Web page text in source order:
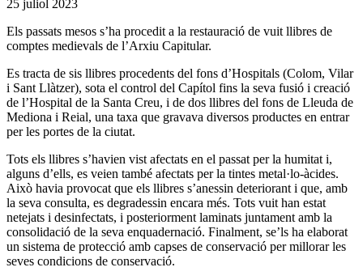
25 juliol 2023
Els passats mesos s’ha procedit a la restauració de vuit llibres de
comptes medievals de l’Arxiu Capitular.
Es tracta de sis llibres procedents del fons d’Hospitals (Colom, Vilar
i Sant Llàtzer), sota el control del Capítol fins la seva fusió i creació
de l’Hospital de la Santa Creu, i de dos llibres del fons de Lleuda de
Mediona i Reial, una taxa que gravava diversos productes en entrar
per les portes de la ciutat.
Tots els llibres s’havien vist afectats en el passat per la humitat i,
alguns d’ells, es veien també afectats per la tintes metal·lo-àcides.
Això havia provocat que els llibres s’anessin deteriorant i que, amb
la seva consulta, es degradessin encara més. Tots vuit han estat
netejats i desinfectats, i posteriorment laminats juntament amb la
consolidació de la seva enquadernació. Finalment, se’ls ha elaborat
un sistema de protecció amb capses de conservació per millorar les
seves condicions de conservació.